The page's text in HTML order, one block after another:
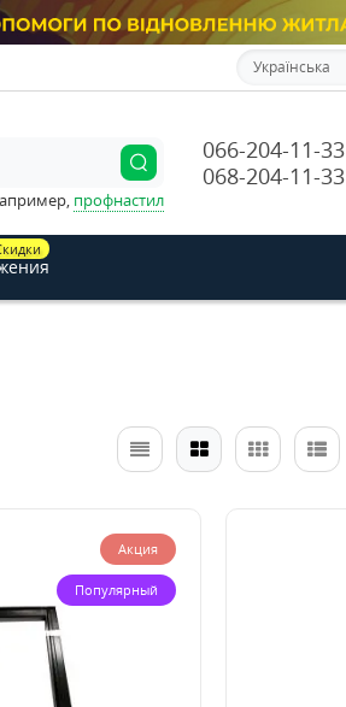
Українська
066-204-11-33
068-204-11-33
профнастил
Акция
Популярный